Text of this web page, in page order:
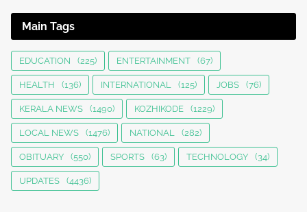
Main Tags
EDUCATION (225) ENTERTAINMENT (67)
HEALTH (136) INTERNATIONAL (125) JOBS (76)
KERALA NEWS (1490) KOZHIKODE (1229)
LOCAL NEWS (1476) NATIONAL (282)
OBITUARY (550) SPORTS (63) TECHNOLOGY (34)
UPDATES (4436)